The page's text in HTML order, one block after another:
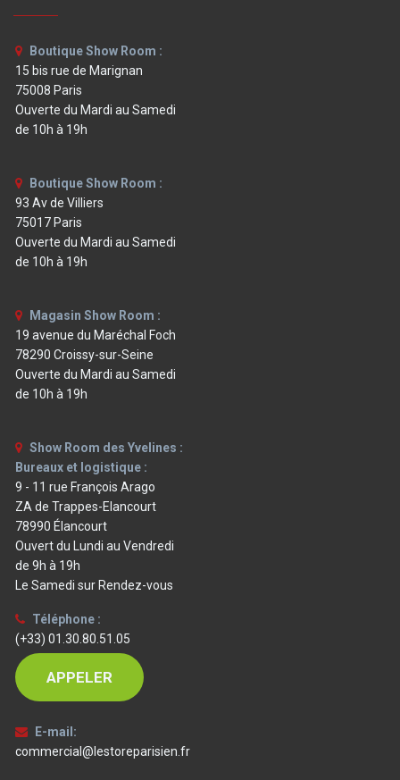
Boutique Show Room :
15 bis rue de Marignan
75008 Paris
Ouverte du Mardi au Samedi
de 10h à 19h
Boutique Show Room :
93 Av de Villiers
75017 Paris
Ouverte du Mardi au Samedi
de 10h à 19h
Magasin Show Room :
19 avenue du Maréchal Foch
78290 Croissy-sur-Seine
Ouverte du Mardi au Samedi
de 10h à 19h
Show Room des Yvelines :
Bureaux et logistique :
9 - 11 rue François Arago
ZA de Trappes-Elancourt
78990 Élancourt
Ouvert du Lundi au Vendredi
de 9h à 19h
Le Samedi sur Rendez-vous
Téléphone :
(+33) 01.30.80.51.05
APPELER
E-mail:
commercial@lestoreparisien.fr